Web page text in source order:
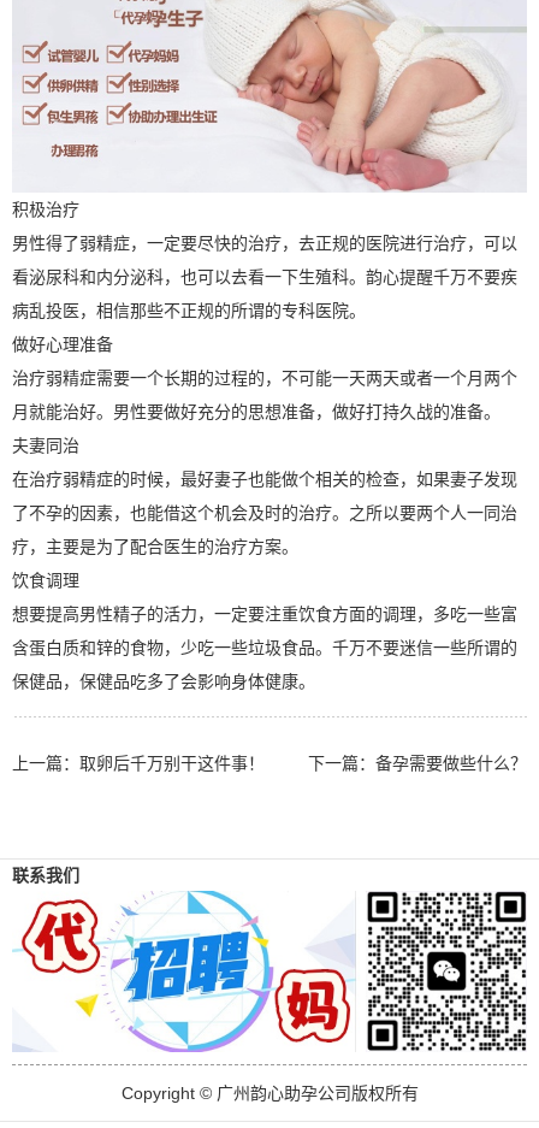
积极治疗
男性得了弱精症，一定要尽快的治疗，去正规的医院进行治疗，可以
看泌尿科和内分泌科，也可以去看一下生殖科。韵心提醒千万不要疾
病乱投医，相信那些不正规的所谓的专科医院。
做好心理准备
治疗弱精症需要一个长期的过程的，不可能一天两天或者一个月两个
月就能治好。男性要做好充分的思想准备，做好打持久战的准备。
夫妻同治
在治疗弱精症的时候，最好妻子也能做个相关的检查，如果妻子发现
了不孕的因素，也能借这个机会及时的治疗。之所以要两个人一同治
疗，主要是为了配合医生的治疗方案。
饮食调理
想要提高男性精子的活力，一定要注重饮食方面的调理，多吃一些富
含蛋白质和锌的食物，少吃一些垃圾食品。千万不要迷信一些所谓的
保健品，保健品吃多了会影响身体健康。
上一篇： 取卵后千万别干这件事！ 下一篇： 备孕需要做些什么？
联系我们
Copyright © 广州韵心助孕公司版权所有